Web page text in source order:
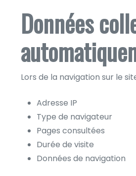
Données
Lors de la navigation sur le
Adresse IP
Type de navigateur
Pages consultées
Durée de visite
Données de navigation